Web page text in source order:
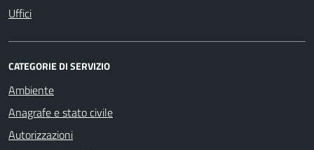
Uffici
CATEGORIE DI SERVIZIO
Ambiente
Anagrafe e stato civile
Autorizzazioni